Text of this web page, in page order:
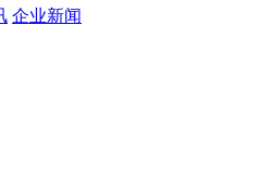
企业新闻